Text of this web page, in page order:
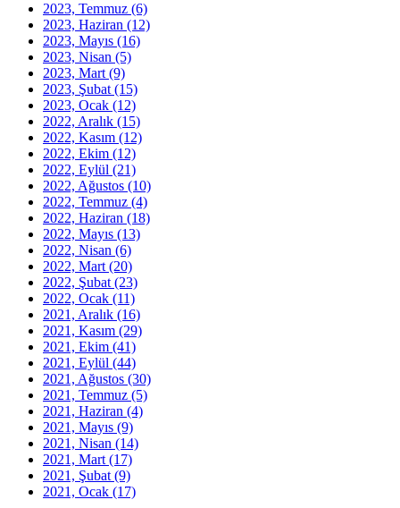
2023, Temmuz (6)
2023, Haziran (12)
2023, Mayıs (16)
2023, Nisan (5)
2023, Mart (9)
2023, Şubat (15)
2023, Ocak (12)
2022, Aralık (15)
2022, Kasım (12)
2022, Ekim (12)
2022, Eylül (21)
2022, Ağustos (10)
2022, Temmuz (4)
2022, Haziran (18)
2022, Mayıs (13)
2022, Nisan (6)
2022, Mart (20)
2022, Şubat (23)
2022, Ocak (11)
2021, Aralık (16)
2021, Kasım (29)
2021, Ekim (41)
2021, Eylül (44)
2021, Ağustos (30)
2021, Temmuz (5)
2021, Haziran (4)
2021, Mayıs (9)
2021, Nisan (14)
2021, Mart (17)
2021, Şubat (9)
2021, Ocak (17)